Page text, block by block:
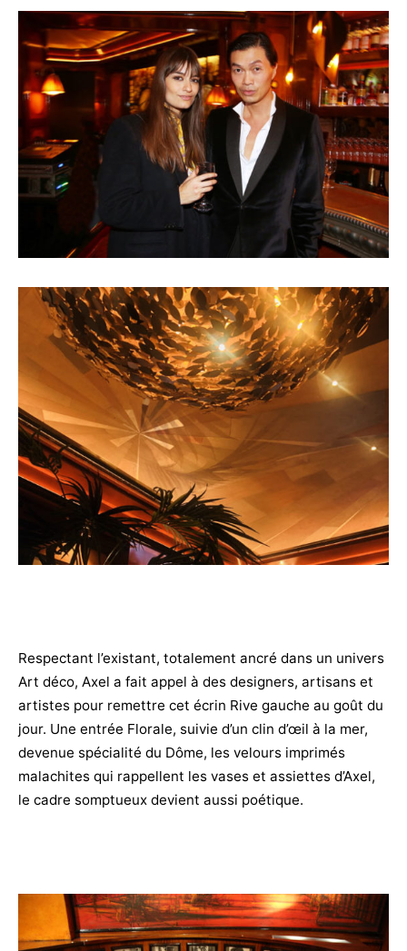
Respectant l’existant, totalement ancré dans un univers
Art déco, Axel a fait appel à des designers, artisans et
artistes pour remettre cet écrin Rive gauche au goût du
jour. Une entrée Florale, suivie d’un clin d’œil à la mer,
devenue spécialité du Dôme, les velours imprimés
malachites qui rappellent les vases et assiettes d’Axel,
le cadre somptueux devient aussi poétique.